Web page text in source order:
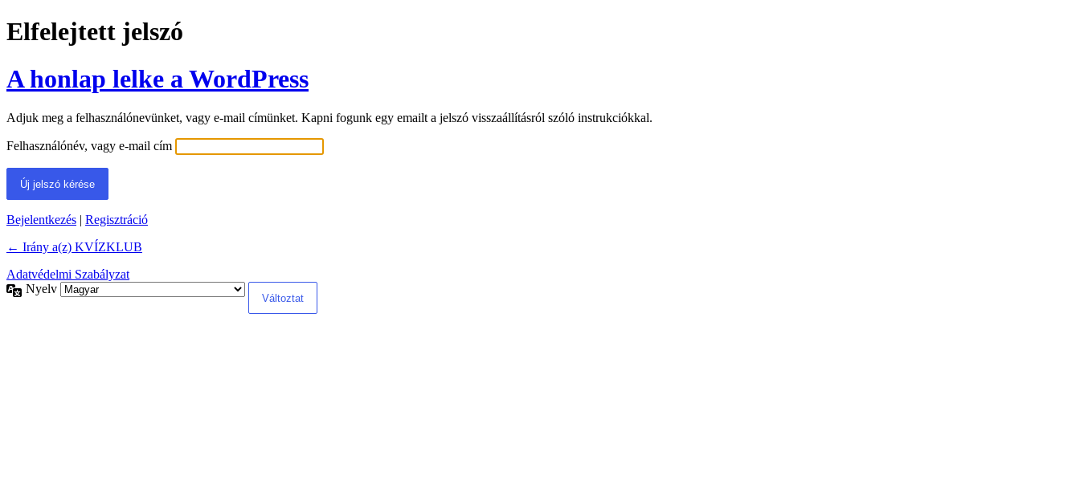
Elfelejtett jelszó
A honlap lelke a WordPress
Adjuk meg a felhasználónevünket, vagy e-mail címünket. Kapni fogunk egy emailt a jelszó visszaállításról szóló instrukciókkal.
Felhasználónév, vagy e-mail cím
Bejelentkezés | Regisztráció
← Irány a(z) KVÍZKLUB
Adatvédelmi Szabályzat
Nyelv